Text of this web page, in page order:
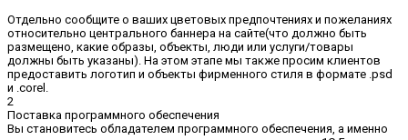
Отдельно сообщите о ваших цветовых предпочтениях и пожеланиях
относительно центрального баннера на сайте(что должно быть
размещено, какие образы, объекты, люди или услуги/товары
должны быть указаны). На этом этапе мы также просим клиентов
предоставить логотип и объекты фирменного стиля в формате .psd
и .corel.
2
Поставка программного обеспечения
Вы становитесь обладателем программного обеспечения, а именно